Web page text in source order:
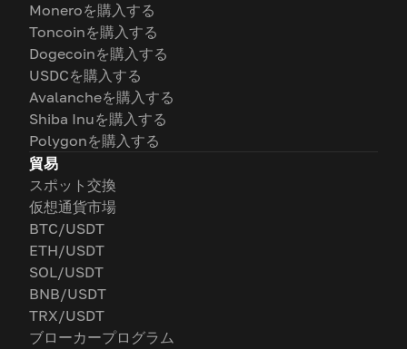
Moneroを購入する
Toncoinを購入する
Dogecoinを購入する
USDCを購入する
Avalancheを購入する
Shiba Inuを購入する
Polygonを購入する
貿易
スポット交換
仮想通貨市場
BTC/USDT
ETH/USDT
SOL/USDT
BNB/USDT
TRX/USDT
ブローカープログラム